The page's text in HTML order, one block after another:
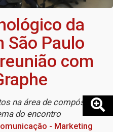
da
São Paulo
com
na área de compósitos
do encontro
- Marketing